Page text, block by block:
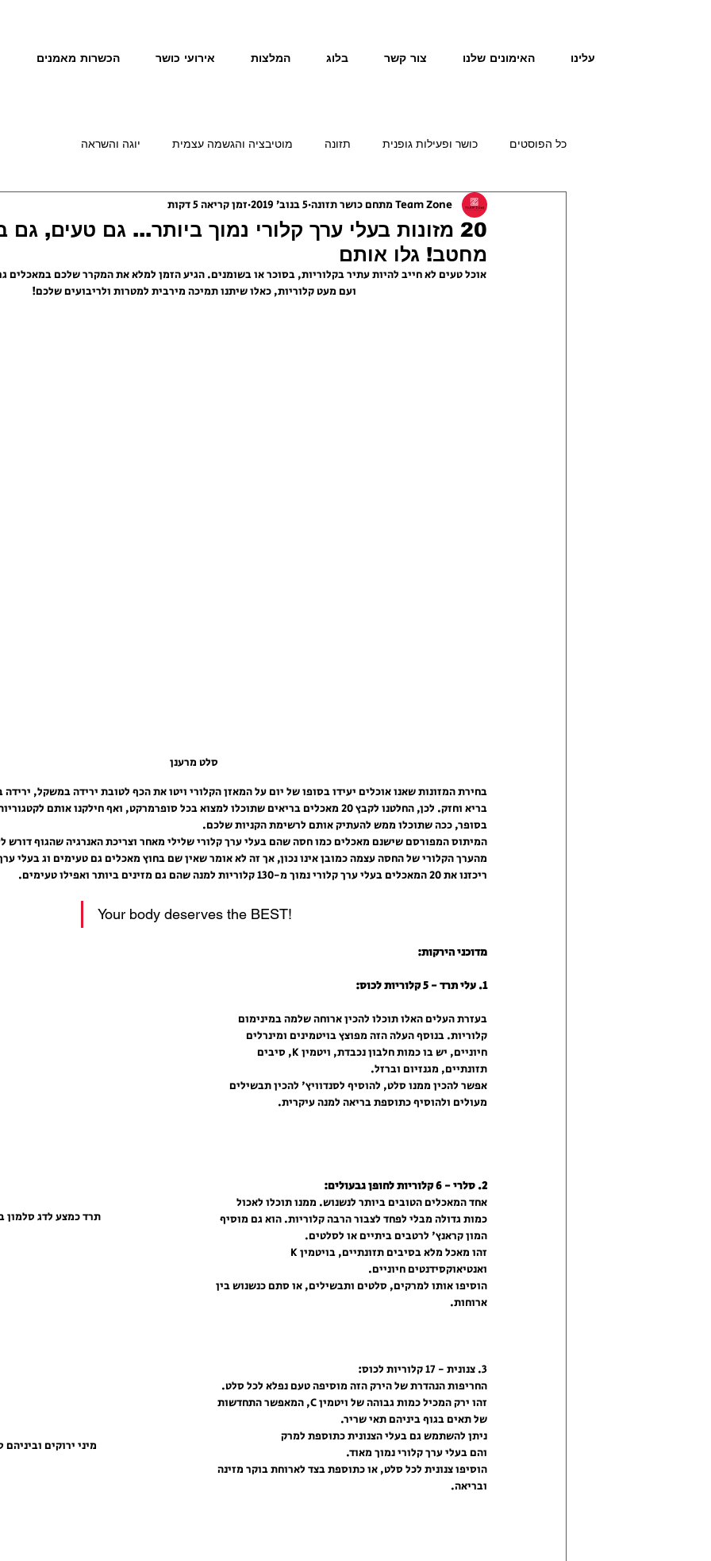
הכשרות מאמנים אירועי כושר המלצות בלוג צור קשר האימונים שלנו עלינו
כל הפוסטים כושר ופעילות גופנית תזונה מוטיבציה והגשמה עצמית יוגה והשראה
20 מזונות בעלי ערך קלורי נמוך ביותר... גם טעים, גם
מחטב! גלו אותם
Team Zone מתחם כושר תזונה 5 בנוב׳ 2019 זמן קריאה 5 דקות
אוכל טעים לא חייב להיות עתיר בקלוריות, בסוכר או בשומנים. הגיע הזמן למלא את המקרר שלכם במאכלים
ועם מעט קלוריות, כאלו שיתנו תמיכה מירבית למטרות ולריבועים שלכם!
סלט מרענן
בחירת המזונות שאנו אוכלים יעידו בסופו של יום על המאזן הקלורי ויטו את הכף לטובת ירידה במשקל, ירידה
בריא וחזק. לכן, החלטנו לקבץ 20 מאכלים בריאים שתוכלו למצוא בכל סופרמרקט, ואף חילקנו אותם
בסופר, ככה שתוכלו ממש להעתיק אותם לרשימת הקניות שלכם.
המיתוס המפורסם שישנם מאכלים כמו חסה שהם בעלי ערך קלורי שלילי מאחר וצריכת האנרגיה שהגוף דורש
מהערך הקלורי של החסה עצמה כמובן אינו נכון, אך זה לא אומר שאין שם בחוץ מאכלים גם טעימים וג בעלי
ריכזנו את 20 המאכלים בעלי ערך קלורי נמוך מ-130 קלוריות למנה שהם גם מזינים ביותר ואפילו טעימים.
Your body deserves the BEST!
מדוכני הירקות:
1. עלי תרד - 5 קלוריות לכוס:
תרד כמצע לדג סלמון
בעזרת העלים האלו תוכלו להכין ארוחה שלמה במינימום
קלוריות. בנוסף העלה הזה מפוצץ בויטמינים ומינרלים
חיוניים, יש בו כמות חלבון נכבדת, ויטמין K, סיבים
תזונתיים, מגנזיום וברזל.
אפשר להכין ממנו סלט, להוסיף לסנדוויץ' להכין תבשילים
מעולים ולהוסיף כתוספת בריאה למנה עיקרית.
2. סלרי - 6 קלוריות לחופן גבעולים:
מיני ירוקים וביניהם
אחד המאכלים הטובים ביותר לנשנוש. ממנו תוכלו לאכול
כמות גדולה מבלי לפחד לצבור הרבה קלוריות. הוא גם מוסיף
המון קראנץ' לרטבים ביתיים או לסלטים.
ואנטיאוקסידנטים חיוניים.
הוסיפו אותו למרקים, סלטים ותבשילים, או סתם כנשנוש בין
ארוחות.
3. צנונית - 17 קלוריות לכוס:
החריפות הנהדרת של הירק הזה מוסיפה טעם נפלא לכל סלט.
זהו ירק המכיל כמות גבוהה של ויטמין C, המאפשר התחדשות
של תאים בגוף ביניהם תאי שריר.
ניתן להשתמש גם בעלי הצנונית כתוספת למרק
והם בעלי ערך קלורי נמוך מאוד.
הוסיפו צנונית לכל סלט, או כתוספת בצד לארוחת בוקר מזינה
ובריאה.